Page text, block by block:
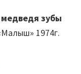
зубы
1974г.